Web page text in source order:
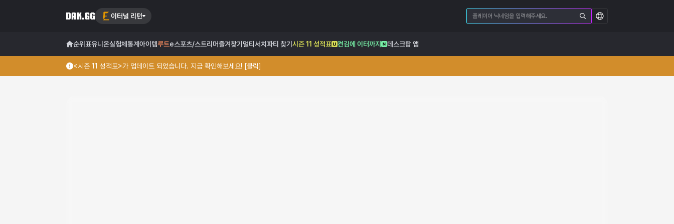
이터널 리턴
순위표유니온실험체 통계 아이템루트e스포츠/스트리머즐겨찾기 멀티서치 파티 찾기 시즌 11 성적표 켠김에 이터까지 데스크탑 앱
<시즌 11 성적표>가 업데이트 되었습니다. 지금 확인해보세요! [클릭]